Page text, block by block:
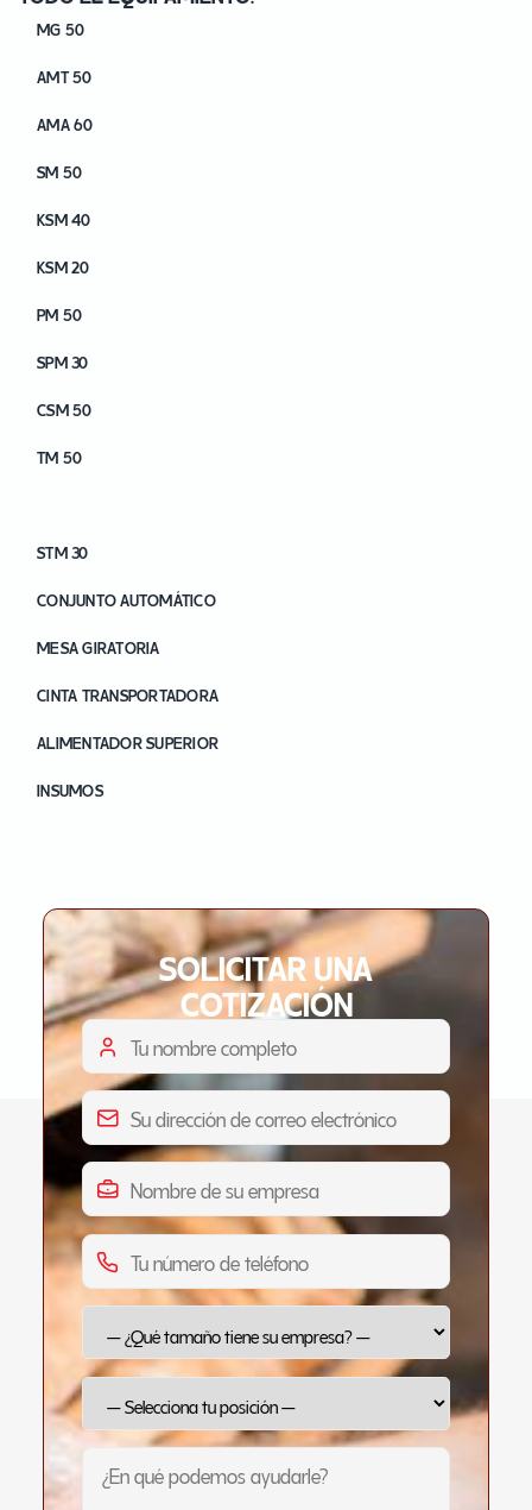
MG 50
AMT 50
AMA 60
SM 50
KSM 40
KSM 20
PM 50
SPM 30
CSM 50
TM 50
STM 30
CONJUNTO AUTOMÁTICO
MESA GIRATORIA
CINTA TRANSPORTADORA
ALIMENTADOR SUPERIOR
INSUMOS
SOLICITAR UNA
COTIZACIÓN